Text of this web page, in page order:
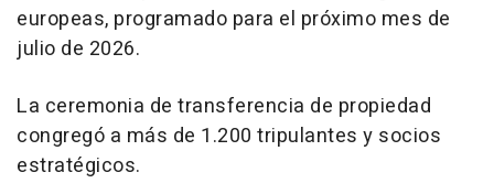
europeas, programado para el próximo mes de
julio de 2026.
La ceremonia de transferencia de propiedad
congregó a más de 1.200 tripulantes y socios
estratégicos.